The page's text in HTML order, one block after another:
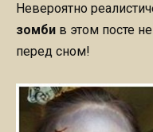
Невероятно
зомби в этом посте
перед сном!